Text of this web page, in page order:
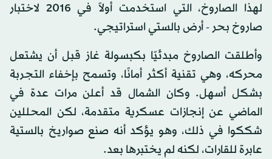
لهذا الصاروخ، التي استخدمت أولاً في 2016 لاختبار
صاروخ بحر - أرض بالستي استراتيجي.
وأطلقت الصاروخ مبدئيًا بكبسولة غاز قبل أن يشتعل
محركه، وهي تقنية أكثر أمانًا، وتسمح بإخفاء التجربة
بشكل أسهل. وكان الشمال قد أعلن مرات عدة في
الماضي عن إنجازات عسكرية متقدمة، لكن المحللين
شككوا في ذلك، وهو يؤكد أنه صنع صواريخ بالستية
عابرة للقارات، لكنه لم يختبرها بعد.